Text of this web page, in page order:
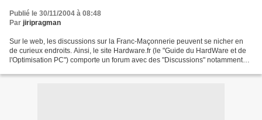
Publié le 30/11/2004 à 08:48
Par jiripragman
Sur le web, les discussions sur la Franc-Maçonnerie peuvent se nicher en
de curieux endroits. Ainsi, le site Hardware.fr (le "Guide du HardWare et de
l'Optimisation PC") comporte un forum avec des "Discussions" notamment